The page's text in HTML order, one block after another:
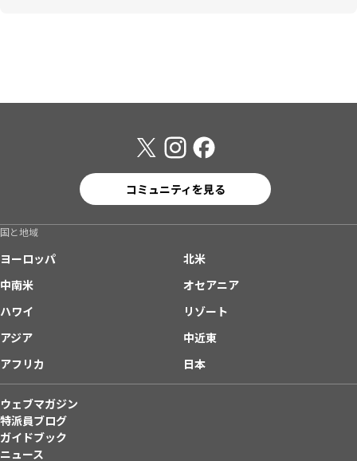
コミュニティを見る
国と地域
ヨーロッパ
北米
中南米
オセアニア
ハワイ
リゾート
アジア
中近東
アフリカ
日本
ウェブマガジン
特派員ブログ
ガイドブック
ニュース